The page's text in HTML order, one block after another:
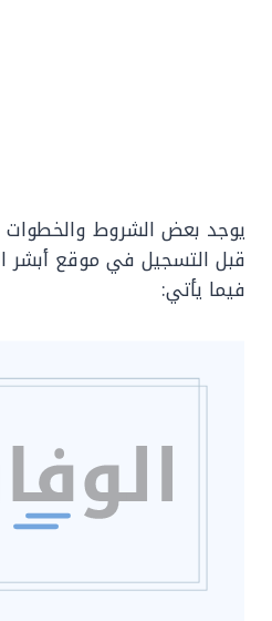
يوجد بعض الشروط والخطوات
قبل التسجيل في موقع أبشر
فيما يأتي: